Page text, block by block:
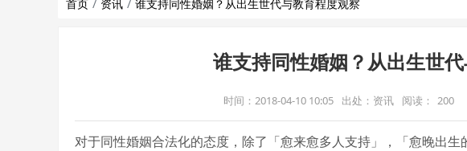
首页 资讯 谁支持同性婚姻？从出生世代与教育程度观察
谁支持同性婚姻？从出生世
时间：2018-04-10 10:05 出处：资讯 阅读： 200
对于同性婚姻合法化的态度，除了「愈来愈多人支持」，「愈晚出